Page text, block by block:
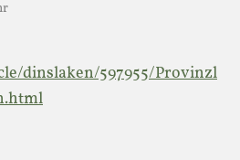
dinslaken/597955/Provinzl